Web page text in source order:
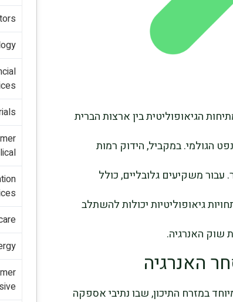
הגיאופוליטית בין ארצות הברית
הגולמי. במקביל, הידוק רמות
משקיעים גלובליים, כולל
גיאופוליטיות יכולות להשתלב
שוק האנרגיה.
האנרגיה
במזרח התיכון, שבו נתיבי אספקה